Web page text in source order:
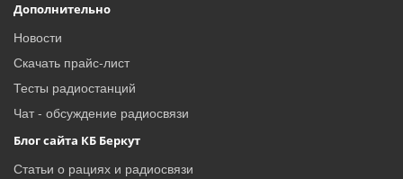
Дополнительно
Новости
Скачать прайс-лист
Тесты радиостанций
Чат - обсуждение радиосвязи
Блог сайта КБ Беркут
Статьи о рациях и радиосвязи